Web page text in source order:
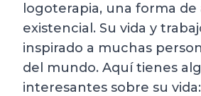
logoterapia, una forma de
existencial. Su vida y
inspirado a muchas
del mundo. Aquí tienes
interesantes sobre su vida: